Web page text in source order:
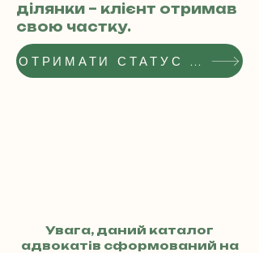
ділянки – клієнт отримав
свою частку.
ОТРИМАТИ СТАТУС РЕКОМЕНДОВАНОГО АДВОКАТА
Увага, даний каталог
адвокатів сформований на